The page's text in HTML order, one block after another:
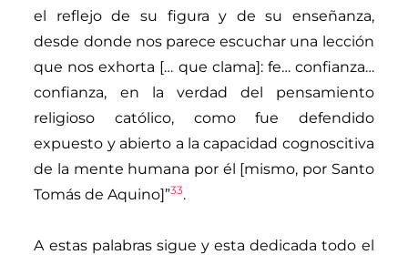
el reflejo de su figura y de su enseñanza,
desde donde nos parece escuchar una lección
que nos exhorta [… que clama]: fe… confianza…
confianza,
en la verdad del pensamiento
religioso católico, como fue defendido
expuesto y abierto a lacapacidad cognoscitiva
de la mente humana por él [mismo, por Santo
Tomás de Aquino]”33.
A estas palabras sigue y esta dedicada todo el